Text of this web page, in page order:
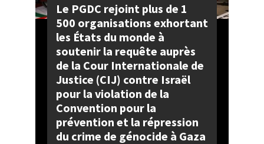
Le PGDC rejoint plus de 1
500 organisations exhortant
les États du monde à
soutenir la requête auprès
de la Cour Internationale de
Justice (CIJ) contre Israël
pour la violation de la
Convention pour la
prévention et la répression
du crime de génocide à Gaza